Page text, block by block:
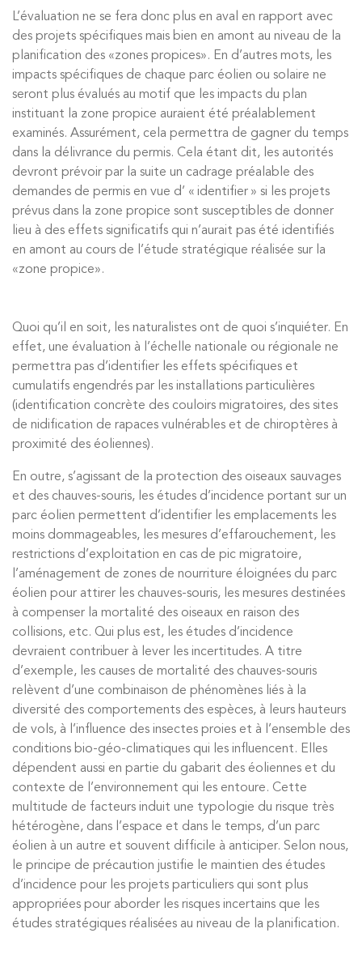
L’évaluation ne se fera donc plus en aval en rapport avec
des projets spécifiques mais bien en amont au niveau de la
planification des «zones propices». En d’autres mots, les
impacts spécifiques de chaque parc éolien ou solaire ne
seront plus évalués au motif que les impacts du plan
instituant la zone propice auraient été préalablement
examinés. Assurément, cela permettra de gagner du temps
dans la délivrance du permis. Cela étant dit, les autorités
devront prévoir par la suite un cadrage préalable des
demandes de permis en vue d’ « identifier » si les projets
prévus dans la zone propice sont susceptibles de donner
lieu à des effets significatifs qui n’aurait pas été identifiés
en amont au cours de l’étude stratégique réalisée sur la
«zone propice».
Quoi qu’il en soit, les naturalistes ont de quoi s’inquiéter. En
effet, une évaluation à l’échelle nationale ou régionale ne
permettra pas d’identifier les effets spécifiques et
cumulatifs engendrés par les installations particulières
(identification concrète des couloirs migratoires, des sites
de nidification de rapaces vulnérables et de chiroptères à
proximité des éoliennes).
En outre, s’agissant de la protection des oiseaux sauvages
et des chauves-souris, les études d’incidence portant sur un
parc éolien permettent d’identifier les emplacements les
moins dommageables, les mesures d’effarouchement, les
restrictions d’exploitation en cas de pic migratoire,
l’aménagement de zones de nourriture éloignées du parc
éolien pour attirer les chauves-souris, les mesures destinées
à compenser la mortalité des oiseaux en raison des
collisions, etc. Qui plus est, les études d’incidence
devraient contribuer à lever les incertitudes. A titre
d’exemple, les causes de mortalité des chauves-souris
relèvent d’une combinaison de phénomènes liés à la
diversité des comportements des espèces, à leurs hauteurs
de vols, à l’influence des insectes proies et à l’ensemble des
conditions bio-géo-climatiques qui les influencent. Elles
dépendent aussi en partie du gabarit des éoliennes et du
contexte de l’environnement qui les entoure. Cette
multitude de facteurs induit une typologie du risque très
hétérogène, dans l’espace et dans le temps, d’un parc
éolien à un autre et souvent difficile à anticiper. Selon nous,
le principe de précaution justifie le maintien des études
d’incidence pour les projets particuliers qui sont plus
appropriées pour aborder les risques incertains que les
études stratégiques réalisées au niveau de la planification.